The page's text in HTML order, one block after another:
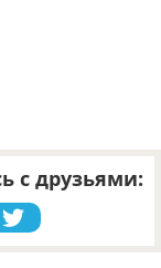
с друзьями: